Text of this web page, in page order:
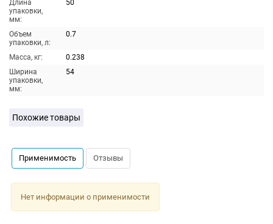
Длина
упаковки,
мм:
50
Объем
упаковки, л:
0.7
Масса, кг:
0.238
Ширина
упаковки,
мм:
54
Похожие товары
Применимость Отзывы
Нет информации о применимости